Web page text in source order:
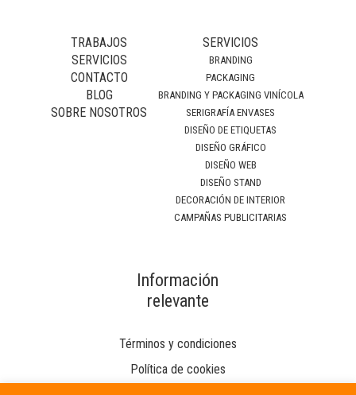
TRABAJOS
SERVICIOS
CONTACTO
BLOG
SOBRE NOSOTROS
SERVICIOS
BRANDING
PACKAGING
BRANDING Y PACKAGING VINÍCOLA
SERIGRAFÍA ENVASES
DISEÑO DE ETIQUETAS
DISEÑO GRÁFICO
DISEÑO WEB
DISEÑO STAND
DECORACIÓN DE INTERIOR
CAMPAÑAS PUBLICITARIAS
Información
relevante
Términos y condiciones
Política de cookies